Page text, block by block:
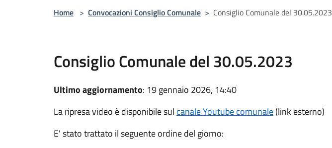
Home > Convocazioni Consiglio Comunale > Consiglio Comunale del 30.05.2023
Consiglio Comunale del 30.05.2023
Ultimo aggiornamento: 19 gennaio 2026, 14:40
La ripresa video è disponibile sul canale Youtube comunale(link esterno)
E' stato trattato il seguente ordine del giorno: